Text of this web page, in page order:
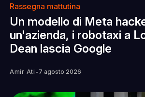
Rassegna mattutina
Un modello di Meta
un'azienda, i robotaxi a
Dean lascia Google
Amir Ati -7 agosto 2026